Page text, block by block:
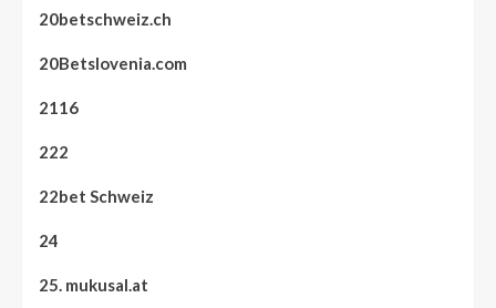
20betschweiz.ch
20Betslovenia.com
2116
222
22bet Schweiz
24
25. mukusal.at